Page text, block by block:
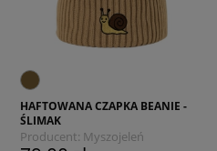
HAFTOWANA CZAPKA BEANIE -
ŚLIMAK
Producent: Myszojeleń